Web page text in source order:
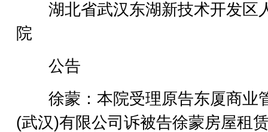
湖北省武汉东湖新技术开发区
院
公告
徐蒙：本院受理原告东厦商业
(武汉)有限公司诉被告徐蒙房屋租